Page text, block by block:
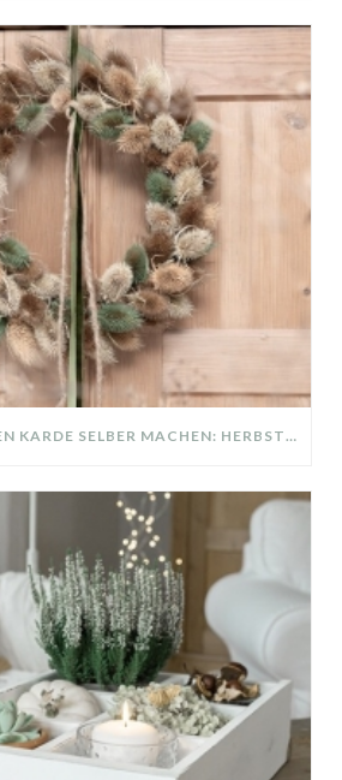
KRANZ AUS WILDEN KARDE SELBER MACHEN: HERBSTDEKO GANZ EINFACH